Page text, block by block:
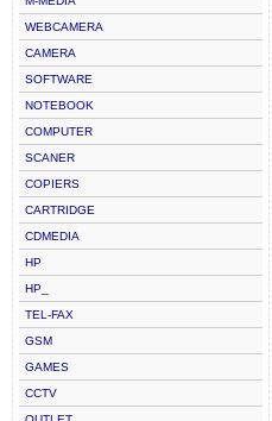
WEBCAMERA
CAMERA
SOFTWARE
NOTEBOOK
COMPUTER
SCANER
COPIERS
CARTRIDGE
CDMEDIA
HP
HP_
TEL-FAX
GSM
GAMES
CCTV